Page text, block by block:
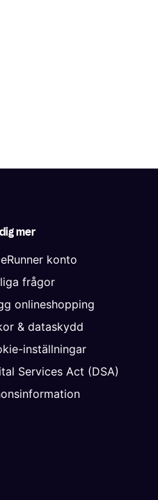
mer
konto
frågor
onlineshopping
& dataskydd
inställningar
Services Act (DSA)